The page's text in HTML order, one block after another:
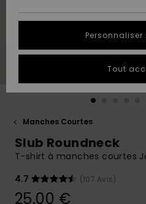
A
Découvrir
A
Découvrir
tailles
conversation
obtenir la
plus rapide
à votre
Démarrer
QUIKSILVER
Manches Courtes
Slub Roundneck
T-shirt à manches courtes
4.7
(107 Avis)
25,00 €
Tout